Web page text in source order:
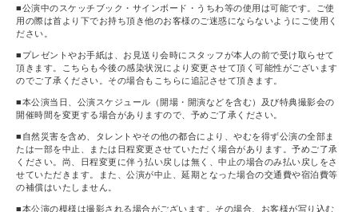
■公演中のスケッチブック・サインボード・うちわ等の使用は可能です。ご使
用の際は首より下でお持ち頂き他のお客様のご迷惑にならないようにご使用く
ださい。
■プレゼントやお手紙は、お見送り会時にスタッフが本人の前で受け取らせて
頂きます。こちらも今後の感染状況により変更させて頂く可能性がございます
のでご了承ください。その場合もこちらに追記させて頂きます。
■本公演当日、公演スケジュール（開場・開演などを含む）及び特典撮影会の
開催時間を変更する場合がありますので、予めご了承ください。
■自然災害を含め、タレントやその他の都合により、やむを得ず公演の全部ま
たは一部を中止、または日程変更させていただく場合があります。予めご了承
ください。尚、日程変更に伴う払い戻しは無く、中止の場合のみ払い戻しをさ
せていただきます。また、公演が中止、延期となった場合の交通費や宿泊費等
の補償はいたしません。
■本公演の模様は撮影される場合がございます。その場合、お客様が写り込む